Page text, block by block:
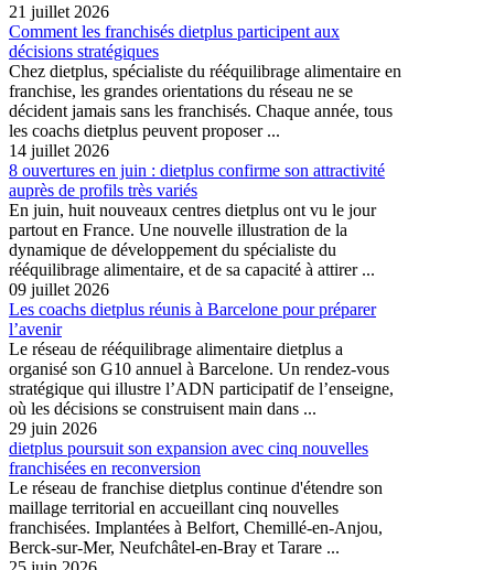
21 juillet 2026
Comment les franchisés dietplus participent aux
décisions stratégiques
Chez dietplus, spécialiste du rééquilibrage alimentaire en
franchise, les grandes orientations du réseau ne se
décident jamais sans les franchisés. Chaque année, tous
les coachs dietplus peuvent proposer ...
14 juillet 2026
8 ouvertures en juin : dietplus confirme son attractivité
auprès de profils très variés
En juin, huit nouveaux centres dietplus ont vu le jour
partout en France. Une nouvelle illustration de la
dynamique de développement du spécialiste du
rééquilibrage alimentaire, et de sa capacité à attirer ...
09 juillet 2026
Les coachs dietplus réunis à Barcelone pour préparer
l’avenir
Le réseau de rééquilibrage alimentaire dietplus a
organisé son G10 annuel à Barcelone. Un rendez-vous
stratégique qui illustre l’ADN participatif de l’enseigne,
où les décisions se construisent main dans ...
29 juin 2026
dietplus poursuit son expansion avec cinq nouvelles
franchisées en reconversion
Le réseau de franchise dietplus continue d'étendre son
maillage territorial en accueillant cinq nouvelles
franchisées. Implantées à Belfort, Chemillé-en-Anjou,
Berck-sur-Mer, Neufchâtel-en-Bray et Tarare ...